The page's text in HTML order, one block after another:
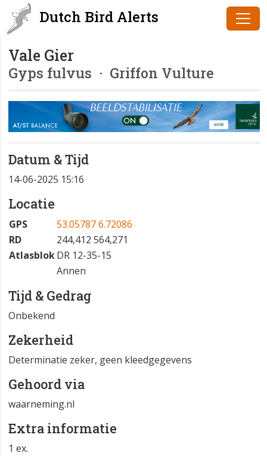
Dutch Bird Alerts
Vale Gier
Gyps fulvus · Griffon Vulture
Datum & Tijd
14-06-2025 15:16
Locatie
GPS
53.05787 6.72086
RD
244,412 564,271
AtlasblokDR 12-35-15
Annen
Tijd & Gedrag
Onbekend
Zekerheid
Determinatie zeker, geen kleedgegevens
Gehoord via
waarneming.nl
Extra informatie
1 ex.